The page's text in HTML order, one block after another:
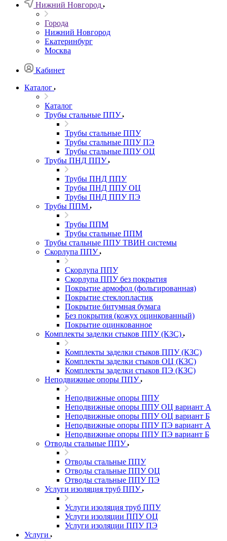
Нижний Новгород
Города
Нижний Новгород
Екатеринбург
Москва
Кабинет
Каталог
Каталог
Трубы стальные ППУ
Трубы стальные ППУ
Трубы стальные ППУ ПЭ
Трубы стальные ППУ ОЦ
Трубы ПНД ППУ
Трубы ПНД ППУ
Трубы ПНД ППУ ОЦ
Трубы ПНД ППУ ПЭ
Трубы ППМ
Трубы ППМ
Трубы стальные ППМ
Трубы стальные ППУ ТВИН системы
Скорлупа ППУ
Скорлупа ППУ
Скорлупа ППУ без покрытия
Покрытие армофол (фольгированная)
Покрытие стеклопластик
Покрытие битумная бумага
Без покрытия (кожух оцинкованный)
Покрытие оцинкованное
Комплекты заделки стыков ППУ (КЗС)
Комплекты заделки стыков ППУ (КЗС)
Комплекты заделки стыков ОЦ (КЗС)
Комплекты заделки стыков ПЭ (КЗС)
Неподвижные опоры ППУ
Неподвижные опоры ППУ
Неподвижные опоры ППУ ОЦ вариант А
Неподвижные опоры ППУ ОЦ вариант Б
Неподвижные опоры ППУ ПЭ вариант А
Неподвижные опоры ППУ ПЭ вариант Б
Отводы стальные ППУ
Отводы стальные ППУ
Отводы стальные ППУ ОЦ
Отводы стальные ППУ ПЭ
Услуги изоляция труб ППУ
Услуги изоляция труб ППУ
Услуги изоляции ППУ ОЦ
Услуги изоляции ППУ ПЭ
Услуги